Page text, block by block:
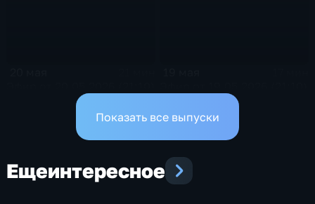
Показать все выпуски
Ещеинтересное